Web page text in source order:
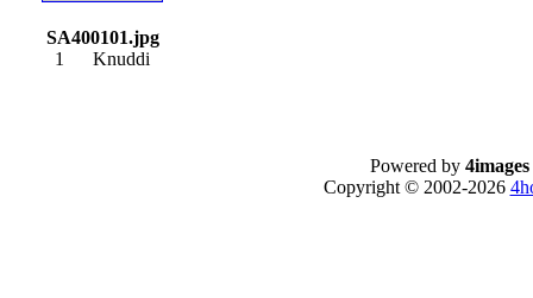
SA400101.jpg
1 Knuddi
Powered by 4images
Copyright © 2002-2026